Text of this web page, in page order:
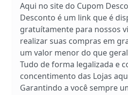
Aqui no site do Cupom
Desconto é um link que é
gratuítamente para nossos
realizar suas compras em
um valor menor do que
Tudo de forma legalizada e
concentimento das Lojas
Garantindo a você sempre